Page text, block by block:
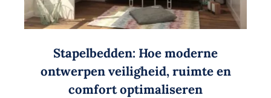
Stapelbedden: Hoe moderne
ontwerpen veiligheid, ruimte en
comfort optimaliseren